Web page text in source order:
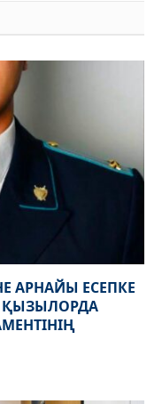
АРНАЙЫ ЕСЕПКЕ
ҚЫЗЫЛОРДА